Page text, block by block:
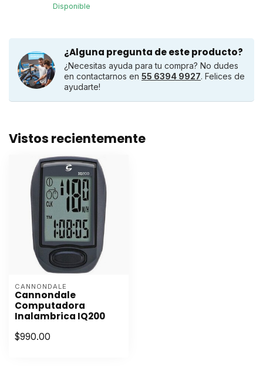
Disponible
¿Alguna pregunta de este producto?
¿Necesitas ayuda para tu compra? No dudes
en contactarnos en 55 6394 9927. Felices de
ayudarte!
Vistos recientemente
CANNONDALE
Cannondale
Computadora
Inalambrica IQ200
$990.00